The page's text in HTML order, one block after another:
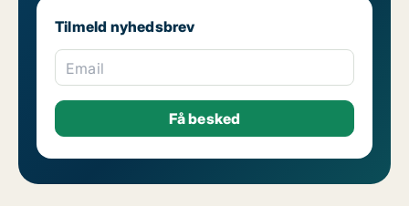
Tilmeld nyhedsbrev
Email